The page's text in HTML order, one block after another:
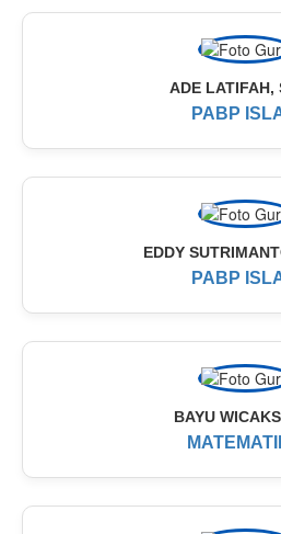
ADE LATIFAH,
PABP
EDDY
PABP
BAYU